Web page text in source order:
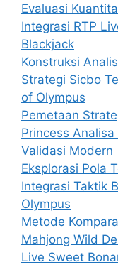
Evaluasi
Integrasi RTP
Blackjack
Konstruksi
Strategi Sicbo
of Olympus
Pemetaan
Princess
Validasi Modern
Eksplorasi Pola
Integrasi Taktik
Olympus
Metode
Mahjong Wild
Live Sweet